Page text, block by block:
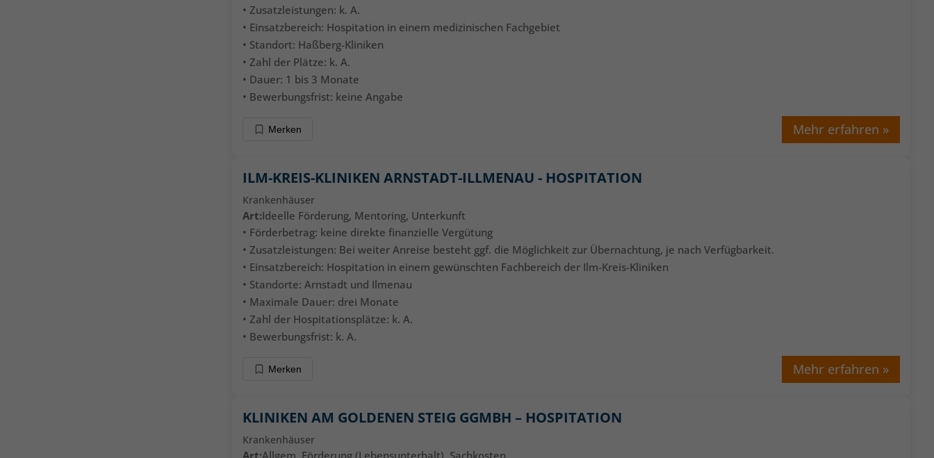
• Zusatzleistungen: k. A.
• Einsatzbereich: Hospitation in einem medizinischen Fachgebiet
• Standort: Haßberg-Kliniken
• Zahl der Plätze: k. A.
• Dauer: 1 bis 3 Monate
• Bewerbungsfrist: keine Angabe
Merken Mehr erfahren »
ILM-KREIS-KLINIKEN ARNSTADT-ILLMENAU - HOSPITATION
Krankenhäuser
Art:Ideelle Förderung, Mentoring, Unterkunft
• Förderbetrag: keine direkte finanzielle Vergütung
• Zusatzleistungen: Bei weiter Anreise besteht ggf. die Möglichkeit zur Übernachtung, je nach Verfügbarkeit.
• Einsatzbereich: Hospitation in einem gewünschten Fachbereich der Ilm-Kreis-Kliniken
• Standorte: Arnstadt und Ilmenau
• Maximale Dauer: drei Monate
• Zahl der Hospitationsplätze: k. A.
• Bewerbungsfrist: k. A.
Merken Mehr erfahren »
KLINIKEN AM GOLDENEN STEIG GGMBH – HOSPITATION
Krankenhäuser
Art:Allgem. Förderung (Lebensunterhalt), Sachkosten